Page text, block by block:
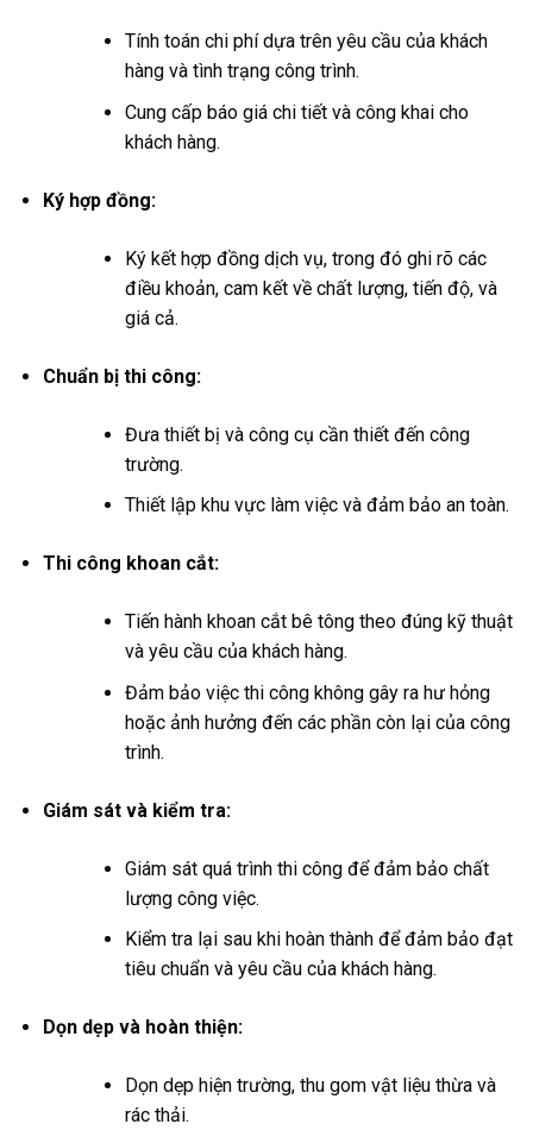
Tính toán chi phí dựa trên yêu cầu của khách
hàng và tình trạng công trình.
Cung cấp báo giá chi tiết và công khai cho
khách hàng.
Ký hợp đồng:
Ký kết hợp đồng dịch vụ, trong đó ghi rõ các
điều khoản, cam kết về chất lượng, tiến độ, và
giá cả.
Chuẩn bị thi công:
Đưa thiết bị và công cụ cần thiết đến công
trường.
Thiết lập khu vực làm việc và đảm bảo an toàn.
Thi công khoan cắt:
Tiến hành khoan cắt bê tông theo đúng kỹ thuật
và yêu cầu của khách hàng.
Đảm bảo việc thi công không gây ra hư hỏng
hoặc ảnh hưởng đến các phần còn lại của công
trình.
Giám sát và kiểm tra:
Giám sát quá trình thi công để đảm bảo chất
lượng công việc.
Kiểm tra lại sau khi hoàn thành để đảm bảo đạt
tiêu chuẩn và yêu cầu của khách hàng.
Dọn dẹp và hoàn thiện:
Dọn dẹp hiện trường, thu gom vật liệu thừa và
rác thải.